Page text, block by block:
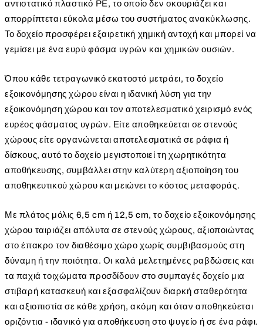
αντιστατικό πλαστικό PE, το οποίο δεν σκουριάζει και
απορρίπτεται εύκολα μέσω του συστήματος ανακύκλωσης.
Το δοχείο προσφέρει εξαιρετική χημική αντοχή και μπορεί να
γεμίσει με ένα ευρύ φάσμα υγρών και χημικών ουσιών.
Όπου κάθε τετραγωνικό εκατοστό μετράει, το δοχείο
εξοικονόμησης χώρου είναι η ιδανική λύση για την
εξοικονόμηση χώρου και τον αποτελεσματικό χειρισμό ενός
ευρέος φάσματος υγρών. Είτε αποθηκεύεται σε στενούς
χώρους είτε οργανώνεται αποτελεσματικά σε ράφια ή
δίσκους, αυτό το δοχείο μεγιστοποιεί τη χωρητικότητα
αποθήκευσης, συμβάλλει στην καλύτερη αξιοποίηση του
αποθηκευτικού χώρου και μειώνει το κόστος μεταφοράς.
Με πλάτος μόλις 6,5 cm ή 12,5 cm, το δοχείο εξοικονόμησης
χώρου ταιριάζει απόλυτα σε στενούς χώρους, αξιοποιώντας
στο έπακρο τον διαθέσιμο χώρο χωρίς συμβιβασμούς στη
δύναμη ή την ποιότητα. Οι καλά μελετημένες ραβδώσεις και
τα παχιά τοιχώματα προσδίδουν στο συμπαγές δοχείο μια
στιβαρή κατασκευή και εξασφαλίζουν διαρκή σταθερότητα
και αξιοπιστία σε κάθε χρήση, ακόμη και όταν αποθηκεύεται
οριζόντια - ιδανικό για αποθήκευση στο ψυγείο ή σε ένα ράφι.